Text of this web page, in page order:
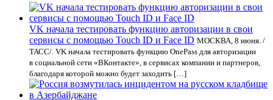
VK начала тестировать функцию авторизации в свои
сервисы с помощью Touch ID и Face ID МОСКВА, 8 июня. /
ТАСС/. VK начала тестировать функцию OnePass для авторизации
в социальной сети «ВКонтакте», в сервисах компании и партнеров,
благодаря которой можно будет заходить […]